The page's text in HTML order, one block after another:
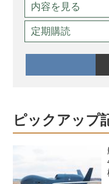
内容を見る
定期購読
ピックアップ